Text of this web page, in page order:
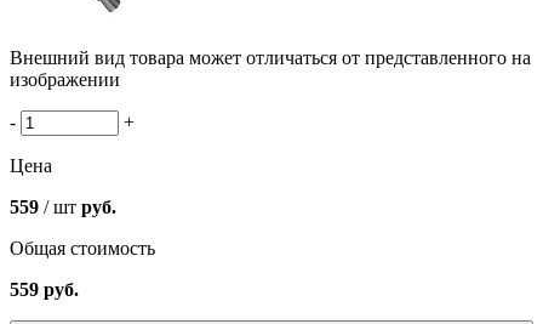
Внешний вид товара может отличаться от представленного на
изображении
- +
Цена
559 / шт руб.
Общая стоимость
559 руб.